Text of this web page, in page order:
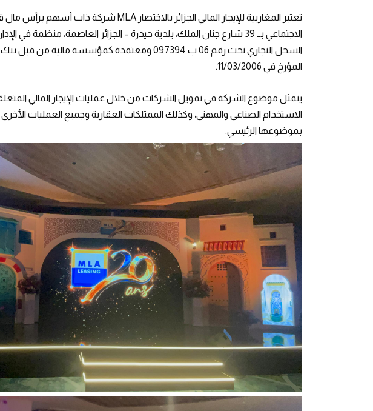
الاجتماعي بــ 39 شارع جنان الملك، بلدية حيدرة – الجزائر العاصمة، منظمة
المؤرخ في 11/03/2006.
يتمثل موضوع الشركة في تمويل الشركات من خلال عمليات الإيجار المالي
الاستخدام الصناعي والمهني، وكذلك الممتلكات العقارية وجميع العمليات
بموضوعها الرئيسي.